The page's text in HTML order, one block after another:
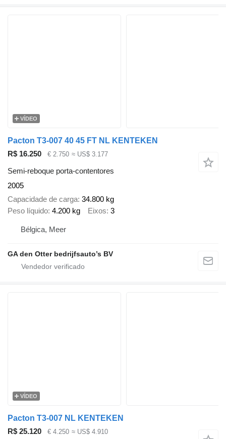
VÍDEO
Pacton T3-007 40 45 FT NL KENTEKEN
R$ 16.250
€ 2.750 ≈ US$ 3.177
Semi-reboque porta-contentores
2005
Capacidade de carga 34.800 kg
Peso líquido 4.200 kg Eixos 3
Bélgica, Meer
GA den Otter bedrijfsauto’s BV
VÍDEO
Pacton T3-007 NL KENTEKEN
R$ 25.120
€ 4.250 ≈ US$ 4.910